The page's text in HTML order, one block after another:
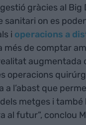
gràcies al Big
sanitari on es
i operacions a
més de comptar
augmentada
operacions
a l’abast que
metges i també
al futur”, conclou